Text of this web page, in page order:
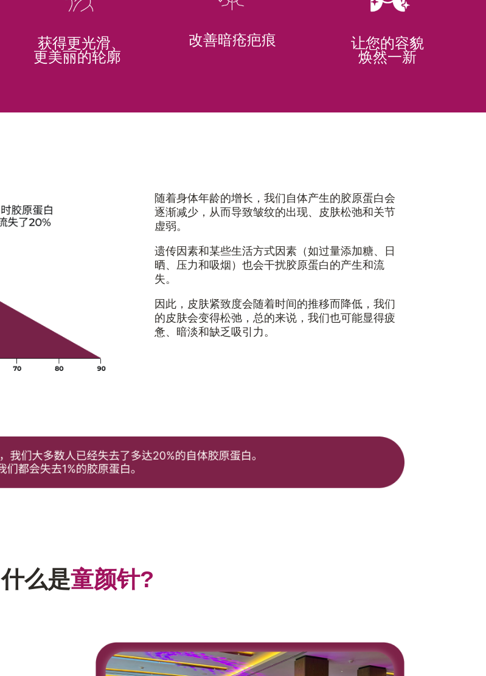
获得更光滑、
更美丽的轮廓
改善暗疮疤痕
让您的容貌
焕然一新
随着身体年龄的增长，我们自体产生的胶原蛋白会
逐渐减少，从而导致皱纹的出现、皮肤松弛和关节
虚弱。
遗传因素和某些生活方式因素（如过量添加糖、日
晒、压力和吸烟）也会干扰胶原蛋白的产生和流
失。
因此，皮肤紧致度会随着时间的推移而降低，我们
的皮肤会变得松弛，总的来说，我们也可能显得疲
惫、暗淡和缺乏吸引力。
什么是童颜针?